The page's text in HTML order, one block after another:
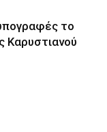
το
Καρυστιανού